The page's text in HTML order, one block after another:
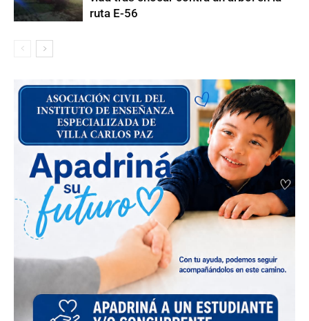
ruta E-56